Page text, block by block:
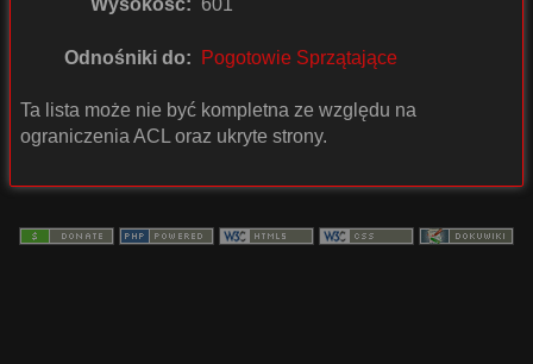
Wysokość: 601
Odnośniki do: Pogotowie Sprzątające
Ta lista może nie być kompletna ze względu na
ograniczenia ACL oraz ukryte strony.